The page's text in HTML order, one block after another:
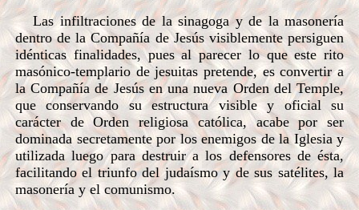
Las infiltraciones de la sinagoga y de la masonería
dentro de la Compañía de Jesús visiblemente persiguen
idénticas finalidades, pues al parecer lo que este rito
masónico-templario de jesuitas pretende, es convertir a
la Compañía de Jesús en una nueva Orden del Temple,
que conservando su estructura visible y oficial su
carácter de Orden religiosa católica, acabe por ser
dominada secretamente por los enemigos de la Iglesia y
utilizada luego para destruir a los defensores de ésta,
facilitando el triunfo del judaísmo y de sus satélites, la
masonería y el comunismo.